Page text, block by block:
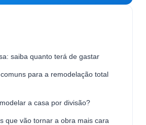
saiba quanto terá de gastar
para a remodelação total
a casa por divisão?
que vão tornar a obra mais cara